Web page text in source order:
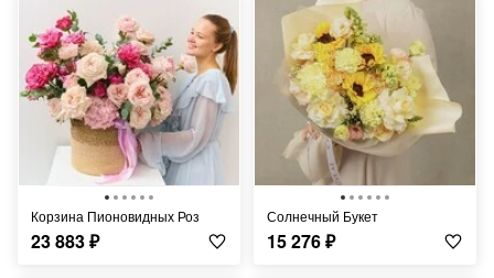
Корзина Пионовидных Роз
23 883₽
Солнечный Букет
15 276₽